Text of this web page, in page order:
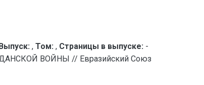
, Том: , Страницы в выпуске: -
ВОЙНЫ // Евразийский Союз